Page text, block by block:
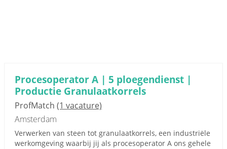
Procesoperator A | 5 ploegendienst |
Productie Granulaatkorrels
ProfMatch (1 vacature)
Amsterdam
Verwerken van steen tot granulaatkorrels, een industriële
werkomgeving waarbij jij als procesoperator A ons gehele